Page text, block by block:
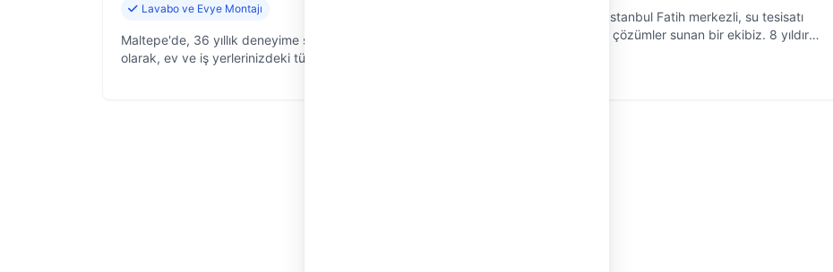
Lavabo ve Evye Montajı
Maltepe'de, 36 yıllık deneyime sahip "Su Tesisatçımız"
olarak, ev ve iş yerlerinizdeki tüm tesisat sorunlarına
Okyanus Tesisat, İstanbul Fatih merkezli, su tesisatı
sorunlarına uzman çözümler sunan bir ekibiz. 8 yıldır